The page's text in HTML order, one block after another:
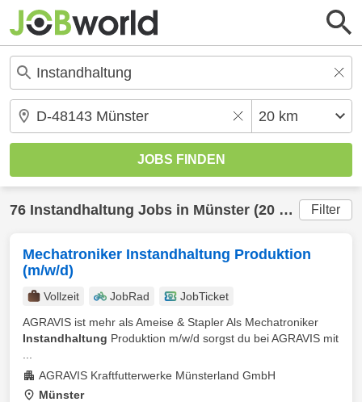
76 Instandhaltung Jobs in Münster (20 km) gefunden Filter
Mechatroniker Instandhaltung Produktion
(m/w/d)
Vollzeit JobRad
JobTicket
AGRAVIS ist mehr als Ameise & Stapler Als Mechatroniker
Instandhaltung Produktion m/w/d sorgst du bei AGRAVIS mit
AGRAVIS Kraftfutterwerke Münsterland GmbH
Münster